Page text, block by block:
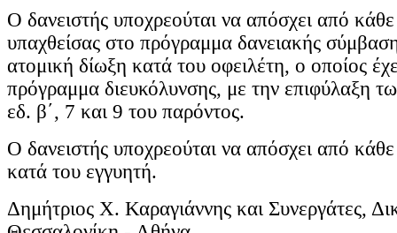
Ο δανειστής υποχρεούται να απόσχει από κάθε
υπαχθείσας στο πρόγραμμα δανειακής
ατομική δίωξη κατά του οφειλέτη, ο οποίος
πρόγραμμα διευκόλυνσης, με την επιφύλαξη
εδ. β΄, 7 και 9 του παρόντος.
Ο δανειστής υποχρεούται να απόσχει από
κατά του εγγυητή.
Δημήτριος Χ. Καραγιάννης και Συνεργάτες,